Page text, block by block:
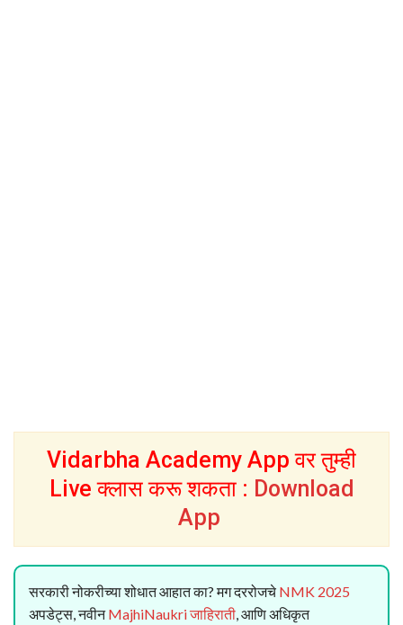
Vidarbha Academy App वर तुम्ही
Live क्लास करू शकता : Download
App
सरकारी नोकरीच्या शोधात आहात का? मग दररोजचे NMK 2025
अपडेट्स, नवीनMajhiNaukri जाहिराती , आणि अधिकृत